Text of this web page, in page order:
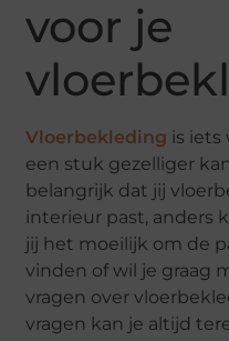
voor je
Vloerbekleding is iets
een stuk gezelliger
belangrijk dat jij
interieur past, anders
jij het moeilijk om de
vinden of wil je graag
vragen over
vragen kan je altijd